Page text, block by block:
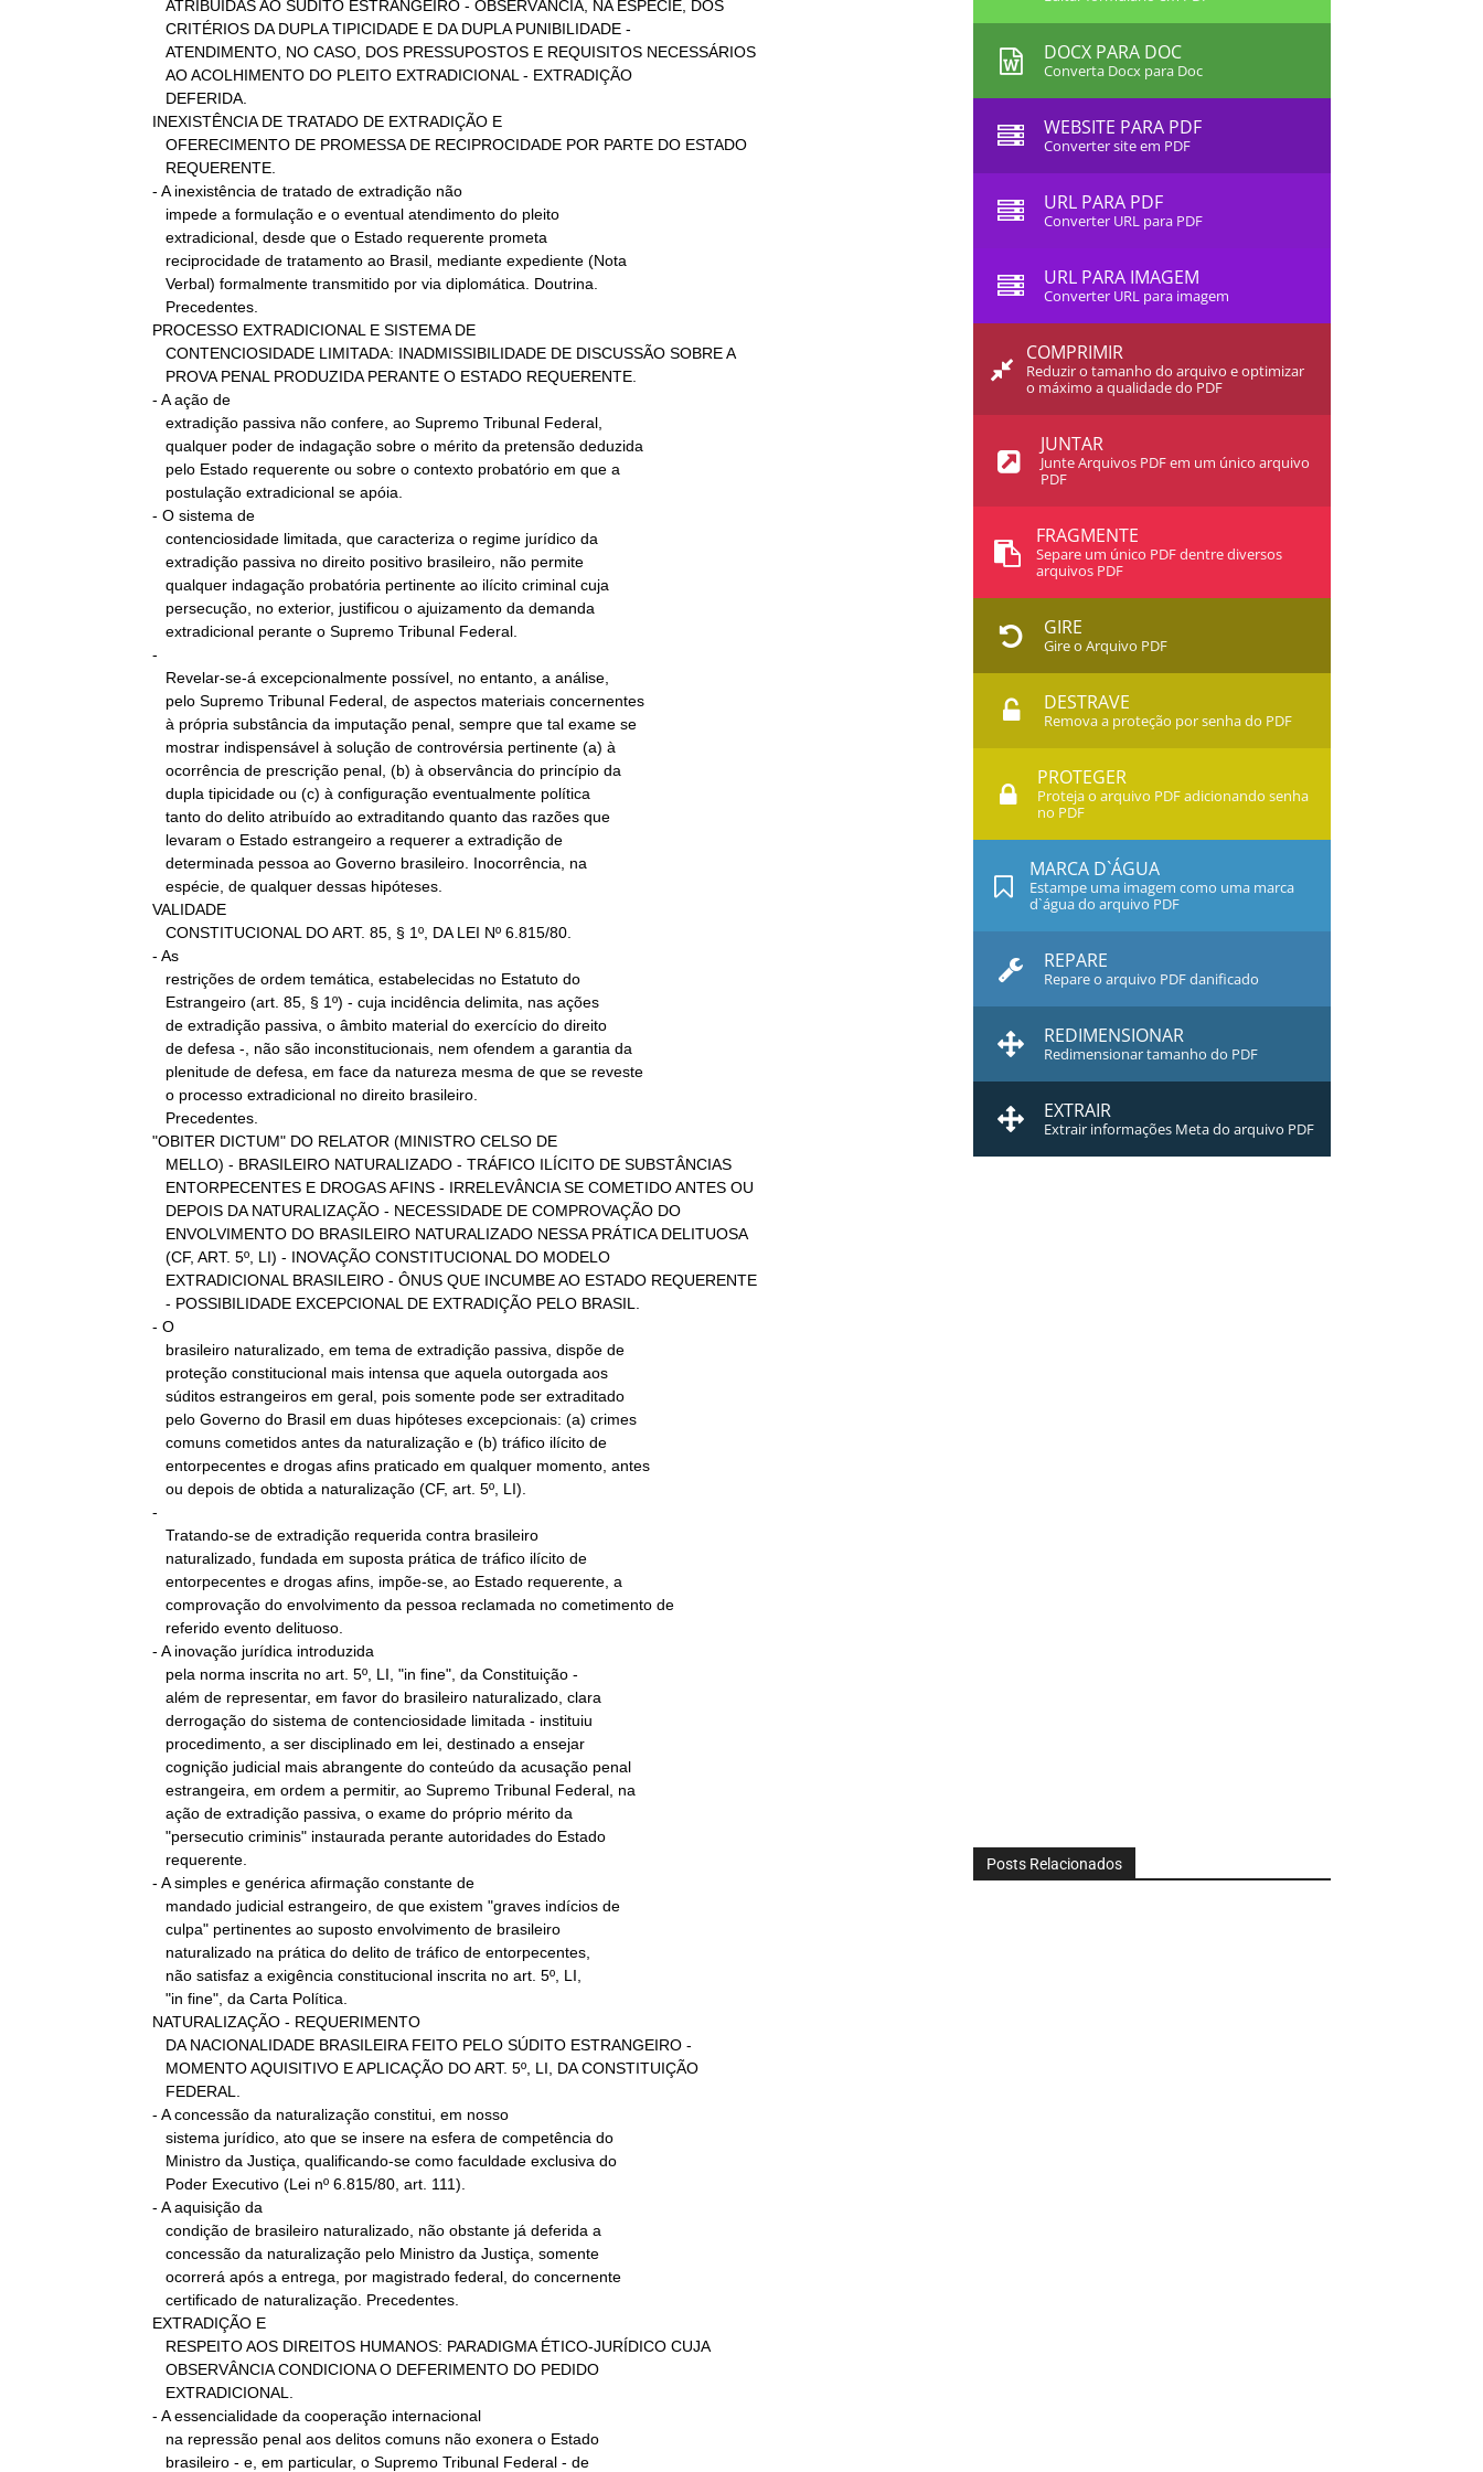
DOCX PARA DOC
Converta Docx para Doc
WEBSITE PARA PDF
Converter site em PDF
URL PARA PDF
Converter URL para PDF
URL PARA IMAGEM
Converter URL para imagem
COMPRIMIR
Reduzir o tamanho do arquivo e optimizar
o máximo a qualidade do PDF
JUNTAR
Junte Arquivos PDF em um único arquivo
PDF
FRAGMENTE
Separe um único PDF dentre diversos
arquivos PDF
GIRE
Gire o Arquivo PDF
DESTRAVE
Remova a proteção por senha do PDF
PROTEGER
Proteja o arquivo PDF adicionando senha
no PDF
MARCA D`ÁGUA
Estampe uma imagem como uma marca
d`água do arquivo PDF
REPARE
Repare o arquivo PDF danificado
REDIMENSIONAR
Redimensionar tamanho do PDF
EXTRAIR
Extrair informações Meta do arquivo PDF
Posts Relacionados